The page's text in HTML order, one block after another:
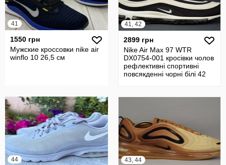
41
1550 грн
Мужские кроссовки nike air
winflo 10 26,5 см
41, 42
2899 грн
Nike Air Max 97 WTR
DX0754-001 кросівки чолов
рефлективні спортивні
повсякденні чорні білі 42
44 43, 44